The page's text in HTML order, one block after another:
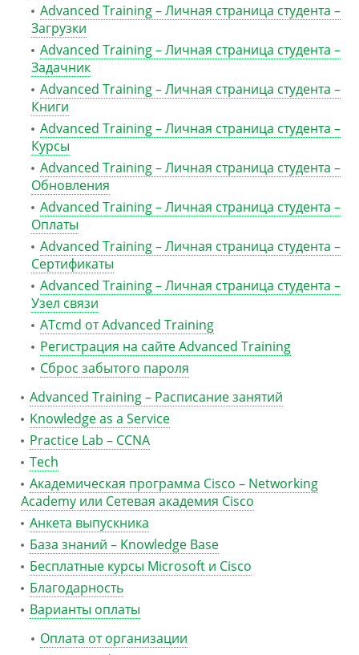
Advanced Training – Личная страница студента –
Загрузки
Advanced Training – Личная страница студента –
Задачник
Advanced Training – Личная страница студента –
Книги
Advanced Training – Личная страница студента –
Курсы
Advanced Training – Личная страница студента –
Обновления
Advanced Training – Личная страница студента –
Оплаты
Advanced Training – Личная страница студента –
Сертификаты
Advanced Training – Личная страница студента –
Узел связи
ATcmd от Advanced Training
Регистрация на сайте Advanced Training
Сброс забытого пароля
Advanced Training – Расписание занятий
Knowledge as a Service
Practice Lab – CCNA
Tech
Академическая программа Cisco – Networking
Academy или Сетевая академия Cisco
Анкета выпускника
База знаний – Knowledge Base
Бесплатные курсы Microsoft и Cisco
Благодарность
Варианты оплаты
Оплата от организации